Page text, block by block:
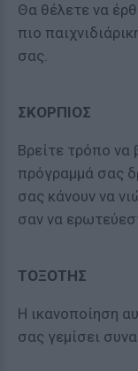
Θα θέλετε να
πιο
σας.
ΣΚΟΡΠΙΟΣ
Βρείτε τρόπο να
πρόγραμμά σας
σας κάνουν να
σαν να
ΤΟΞΟΤΗΣ
Η ικανοποίηση
σας γεμίσει